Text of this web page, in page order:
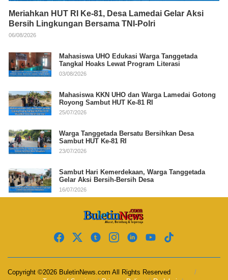
Meriahkan HUT RI Ke-81, Desa Lamedai Gelar Aksi
Bersih Lingkungan Bersama TNI-Polri
06/08/2026
Mahasiswa UHO Edukasi Warga Tanggetada
Tangkal Hoaks Lewat Program Literasi
03/08/2026
Mahasiswa KKN UHO dan Warga Lamedai Gotong
Royong Sambut HUT Ke-81 RI
25/07/2026
Warga Tanggetada Bersatu Bersihkan Desa
Sambut HUT Ke-81 RI
23/07/2026
Sambut Hari Kemerdekaan, Warga Tanggetada
Gelar Aksi Bersih-Bersih Desa
16/07/2026
Copyright ©2026 BuletinNews.com All Rights Reserved